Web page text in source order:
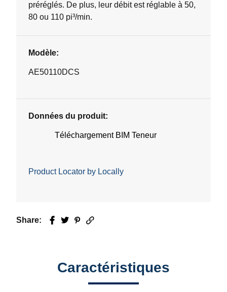
préréglés. De plus, leur débit est réglable à 50,
80 ou 110 pi³/min.
Modèle:
AE50110DCS
Données du produit:
Téléchargement BIM Teneur
Product Locator by Locally
Share: Facebook
TwitterPinterest
Email
Caractéristiques